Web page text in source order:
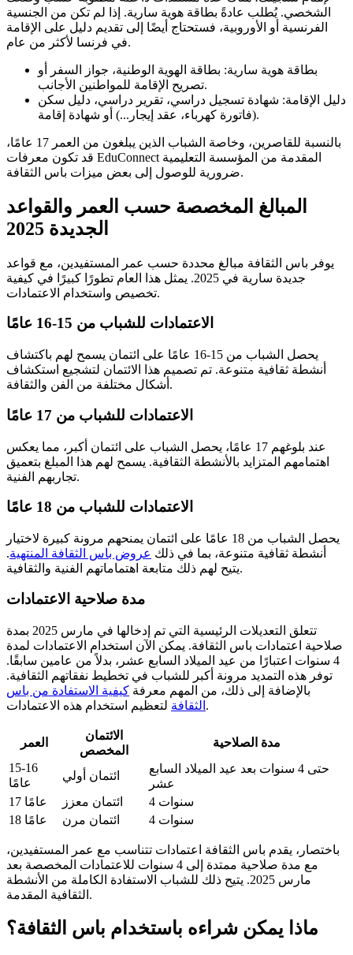
الشخصي. يُطلب عادةً بطاقة هوية سارية. إذا لم تكن من الجنسية
الفرنسية أو الأوروبية، فستحتاج أيضًا إلى تقديم دليل على الإقامة
في فرنسا لأكثر من عام.
بطاقة هوية سارية: بطاقة الهوية الوطنية، جواز السفر أو
تصريح الإقامة للمواطنين الأجانب.
دليل الإقامة: شهادة تسجيل دراسي، تقرير دراسي، دليل سكن
(فاتورة كهرباء، عقد إيجار...) أو شهادة إقامة.
بالنسبة للقاصرين، وخاصة الشباب الذين يبلغون من العمر 17 عامًا،
قد تكون معرفات EduConnect المقدمة من المؤسسة التعليمية
ضرورية للوصول إلى بعض ميزات باس الثقافة.
المبالغ المخصصة حسب العمر والقواعد
الجديدة 2025
يوفر باس الثقافة مبالغ محددة حسب عمر المستفيدين، مع قواعد
جديدة سارية في 2025. يمثل هذا العام تطورًا كبيرًا في كيفية
تخصيص واستخدام الاعتمادات.
الاعتمادات للشباب من 15-16 عامًا
يحصل الشباب من 15-16 عامًا على ائتمان يسمح لهم باكتشاف
أنشطة ثقافية متنوعة. تم تصميم هذا الائتمان لتشجيع استكشاف
أشكال مختلفة من الفن والثقافة.
الاعتمادات للشباب من 17 عامًا
عند بلوغهم 17 عامًا، يحصل الشباب على ائتمان أكبر، مما يعكس
اهتمامهم المتزايد بالأنشطة الثقافية. يسمح لهم هذا المبلغ بتعميق
تجاربهم الفنية.
الاعتمادات للشباب من 18 عامًا
يحصل الشباب من 18 عامًا على ائتمان يمنحهم مرونة كبيرة لاختيار
أنشطة ثقافية متنوعة، بما في ذلك عروض باس الثقافة المنتهية.
يتيح لهم ذلك متابعة اهتماماتهم الفنية والثقافية.
مدة صلاحية الاعتمادات
تتعلق التعديلات الرئيسية التي تم إدخالها في مارس 2025 بمدة
صلاحية اعتمادات باس الثقافة. يمكن الآن استخدام الاعتمادات لمدة
4 سنوات اعتبارًا من عيد الميلاد السابع عشر، بدلاً من عامين سابقًا.
توفر هذه التمديد مرونة أكبر للشباب في تخطيط نفقاتهم الثقافية.
بالإضافة إلى ذلك، من المهم معرفة كيفية الاستفادة من باس
الثقافة لتعظيم استخدام هذه الاعتمادات.
العمر
الائتمان
المخصص
مدة الصلاحية
15-16
عامًا
ائتمان أولي
حتى 4 سنوات بعد عيد الميلاد السابع
عشر
17 عامًا
ائتمان معزز
4 سنوات
18 عامًا
ائتمان مرن 4 سنوات
باختصار، يقدم باس الثقافة اعتمادات تتناسب مع عمر المستفيدين،
مع مدة صلاحية ممتدة إلى 4 سنوات للاعتمادات المخصصة بعد
مارس 2025. يتيح ذلك للشباب الاستفادة الكاملة من الأنشطة
الثقافية المقدمة.
ماذا يمكن شراءه باستخدام باس الثقافة؟